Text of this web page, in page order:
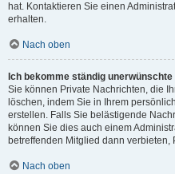
hat. Kontaktieren Sie einen
erhalten.
Nach oben
Ich bekomme ständig
Sie können Private Nachrichten, die
löschen, indem Sie in Ihrem
erstellen. Falls Sie belästigende
können Sie dies auch einem
betreffenden Mitglied dann
Nach oben